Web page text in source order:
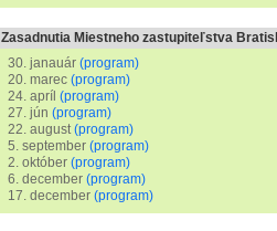
Zasadnutia Miestneho zastupiteľstva
30. janauár (program)
20. marec (program)
24. apríl (program)
27. jún (program)
22. august(program)
5. september (program)
2. október (program)
6. december (program)
17. december (program)